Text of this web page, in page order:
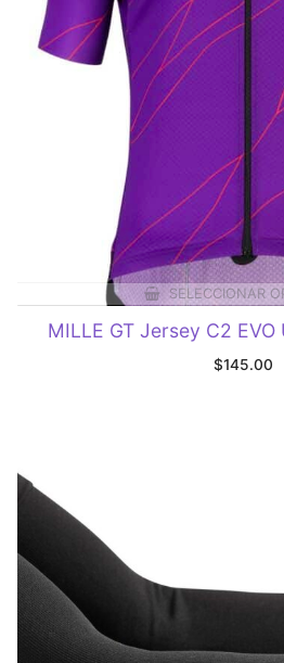
SELECCIONAR
MILLE GT Jersey C2
$145.00